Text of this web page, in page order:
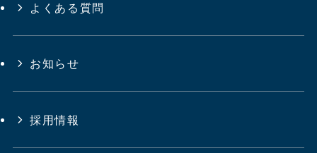
よくある質問
お知らせ
採用情報